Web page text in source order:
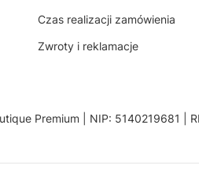
Czas realizacji zamówienia
Zwroty i reklamacje
Premium | NIP: 5140219681 |